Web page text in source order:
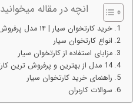
انچه در مقاله میخوانید
خرید کارتخوان سیار | ۱۴ مدل پرفروش و بهترین دستگاه‌های موبایلی
انواع کارتخوان سیار
مزایای استفاده از کارتخوان سیار
14 مدل از بهترین و پرفروش ترین کارتخوان سیار
راهنمای خرید کارتخوان سیار
سوالات کاربران